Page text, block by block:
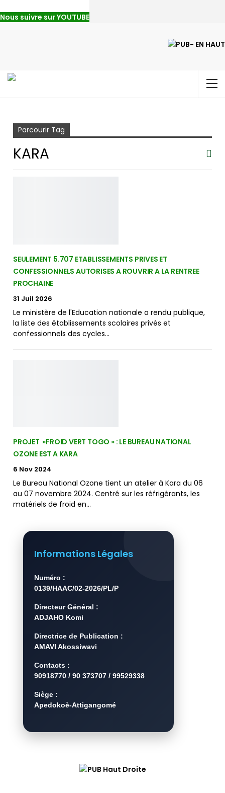
Nous suivre sur YOUTUBE
Parcourir Tag
KARA
SEULEMENT 5.707 ETABLISSEMENTS PRIVES ET
CONFESSIONNELS AUTORISES A ROUVRIR A LA RENTREE
PROCHAINE
31 Juil 2026
Le ministère de l'Education nationale a rendu publique,
la liste des établissements scolaires privés et
confessionnels des cycles…
PROJET »FROID VERT TOGO » : LE BUREAU NATIONAL
OZONE EST A KARA
6 Nov 2024
Le Bureau National Ozone tient un atelier à Kara du 06
au 07 novembre 2024. Centré sur les réfrigérants, les
matériels de froid en…
Informations Légales
Numéro :
0139/HAAC/02-2026/PL/P
Directeur Général :
ADJAHO Komi
Directrice de Publication :
AMAVI Akossiwavi
Contacts :
90918770 / 90 373707 / 99529338
Siège :
Apedokoè-Attigangomé